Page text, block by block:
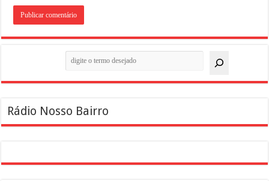
Rádio Nosso Bairro